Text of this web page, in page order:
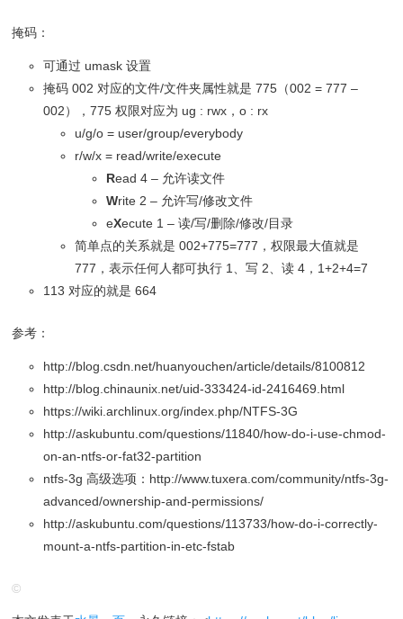
掩码：
可通过 umask 设置
掩码 002 对应的文件/文件夹属性就是 775（002 = 777 –
002），775 权限对应为 ug : rwx，o : rx
u/g/o = user/group/everybody
r/w/x = read/write/execute
Read 4 – 允许读文件
Write 2 – 允许写/修改文件
eXecute 1 – 读/写/删除/修改/目录
简单点的关系就是 002+775=777，权限最大值就是
777，表示任何人都可执行 1、写 2、读 4，1+2+4=7
113 对应的就是 664
参考：
http://blog.csdn.net/huanyouchen/article/details/8100812
http://blog.chinaunix.net/uid-333424-id-2416469.html
https://wiki.archlinux.org/index.php/NTFS-3G
http://askubuntu.com/questions/11840/how-do-i-use-chmod-
on-an-ntfs-or-fat32-partition
ntfs-3g 高级选项：http://www.tuxera.com/community/ntfs-3g-
advanced/ownership-and-permissions/
http://askubuntu.com/questions/113733/how-do-i-correctly-
mount-a-ntfs-partition-in-etc-fstab
©